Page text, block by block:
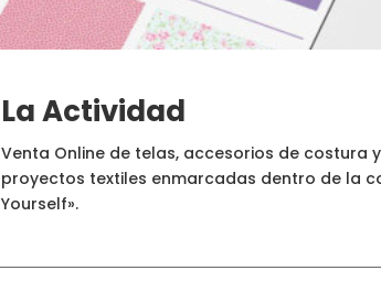
La Actividad
Venta Online de telas, accesorios de costura
proyectos textiles enmarcadas dentro de la
Yourself».